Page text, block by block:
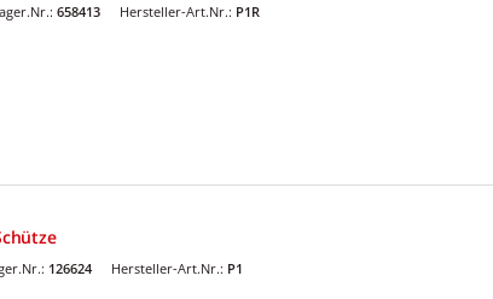
658413 Hersteller-Art.Nr.: P1R
126624 Hersteller-Art.Nr.: P1